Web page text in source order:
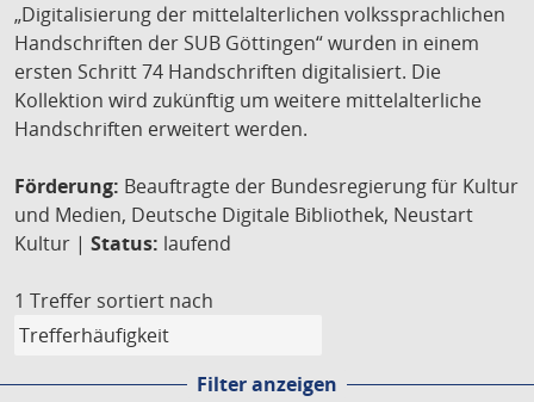
„Digitalisierung der mittelalterlichen volkssprachlichen
Handschriften der SUB Göttingen“ wurden in einem
ersten Schritt 74 Handschriften digitalisiert. Die
Kollektion wird zukünftig um weitere mittelalterliche
Handschriften erweitert werden.
Förderung: Beauftragte der Bundesregierung für Kultur
und Medien, Deutsche Digitale Bibliothek, Neustart
Kultur | Status: laufend
1 Treffer sortiert nach
Filter anzeigen